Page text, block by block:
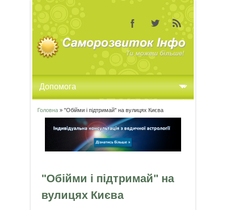
Ви є тут
Головна» "Обійми і підтримай" на вулицях Києва
"Обійми і підтримай" на
вулицях Києва